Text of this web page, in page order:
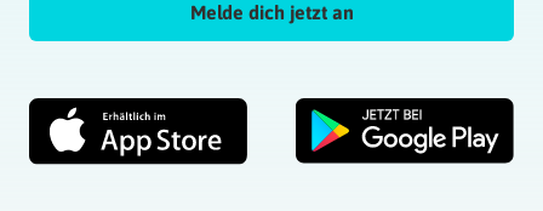
Melde dich jetzt an